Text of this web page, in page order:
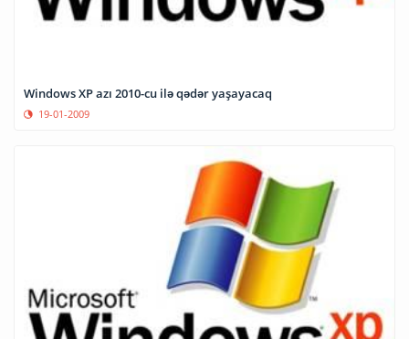
Windows XP azı 2010-cu ilə qədər yaşayacaq
19-01-2009